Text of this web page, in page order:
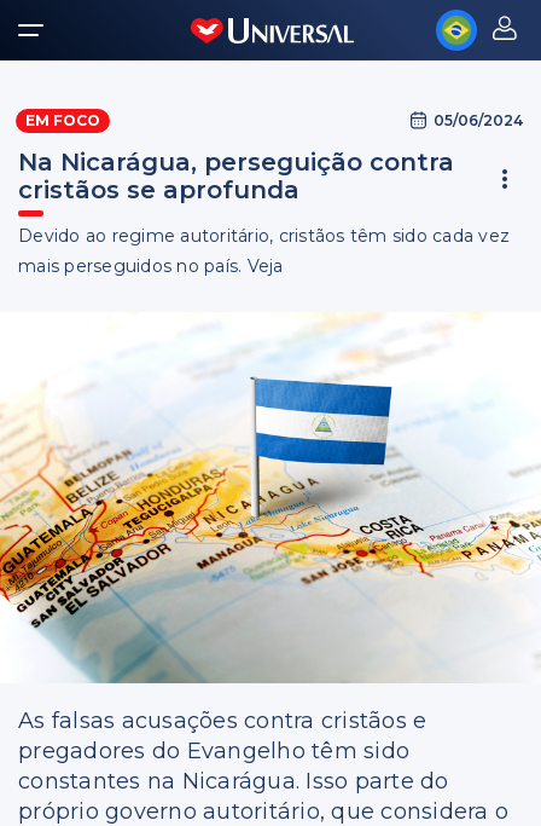
EM FOCO 05/06/2024
Na Nicarágua, perseguição contra
cristãos se aprofunda
Devido ao regime autoritário, cristãos têm sido cada vez
mais perseguidos no país. Veja
As falsas acusações contra cristãos e
pregadores do Evangelho têm sido
constantes na Nicarágua. Isso parte do
próprio governo autoritário, que considera o